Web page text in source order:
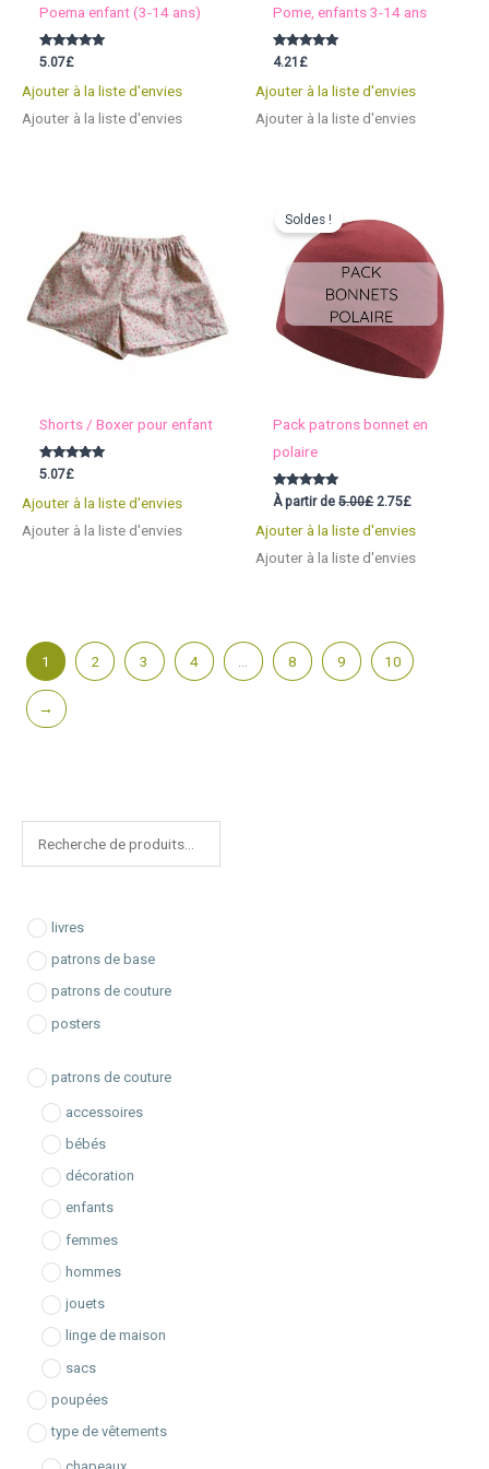
e
h
livres
patrons de base
patrons de couture
posters
patrons de couture
accessoires
bébés
décoration
enfants
femmes
hommes
jouets
linge de maison
sacs
poupées
type de vêtements
Poema enfant (3-14 ans)
Note
5.00
5.07£
Ajouter à la liste d'envies
Ajouter à la liste d'envies
Pome, enfants 3-14 ans
Note
5.00
4.21 £
Ajouter à la liste d'envies
Ajouter à la liste d'envies
Shorts / Boxer pour enfant
Note
5.00
5.07£
Ajouter à la liste d'envies
Ajouter à la liste d'envies
Soldes !
Pack patrons bonnet en
polaire
Note
5.00
À partir de5.00£ Le
initial
était :
2.75£Le
actuel
est :
Ajouter à la liste d'envies
Ajouter à la liste d'envies
1 2 3 4 8 9 10
→